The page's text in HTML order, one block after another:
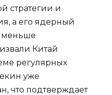
стратегии и
а его ядерный
меньше
Китай
регулярных
уже
что подтверждает